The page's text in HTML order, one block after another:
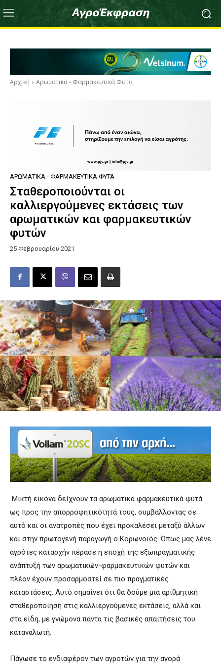
Αρχική Αρωματικά - Φαρμακευτικά Φυτά
ΑΡΩΜΑΤΙΚΆ - ΦΑΡΜΑΚΕΥΤΙΚΆ ΦΥΤΆ
Σταθεροποιούνται οι
καλλιεργούμενες εκτάσεις των
αρωματικών και φαρμακευτικών
φυτών
25 Φεβρουαρίου 2021
Μικτή εικόνα δείχνουν τα αρωματικά φαρμακευτικά φυτά
ως προς την απορροφητικότητά τους, συμβάλλοντας σε
αυτό και οι ανατροπές που έχει προκαλέσει μεταξύ άλλων
και στην πρωτογενή παραγωγή ο Κορωνοϊός. Όπως μας λένε
αγρότες καταρχήν πέρασε η εποχή της εξωπραγματικής
ανάπτυξή των αρωματικών-φαρμακευτικών φυτών και
πλέον έχουν προσαρμοστεί σε πιο πραγματικές
καταστάσεις. Αυτό σημαίνει ότι θα δούμε μια αριθμητική
σταθεροποίηση στις καλλιεργούμενες εκτάσεις, αλλά και
στα είδη, με γνώμονα πάντα τις βασικές απαιτήσεις του
καταναλωτή.
Πάγωσε το ενδιαφέρον των αγροτών για την αγορά